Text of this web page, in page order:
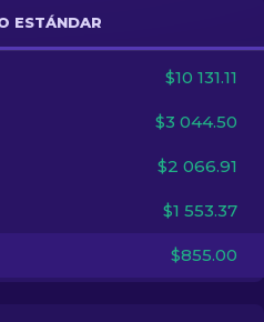
ES
ESTÁNDAR
$10 131.11
$3 044.50
$2 066.91
$1 553.37
$855.00